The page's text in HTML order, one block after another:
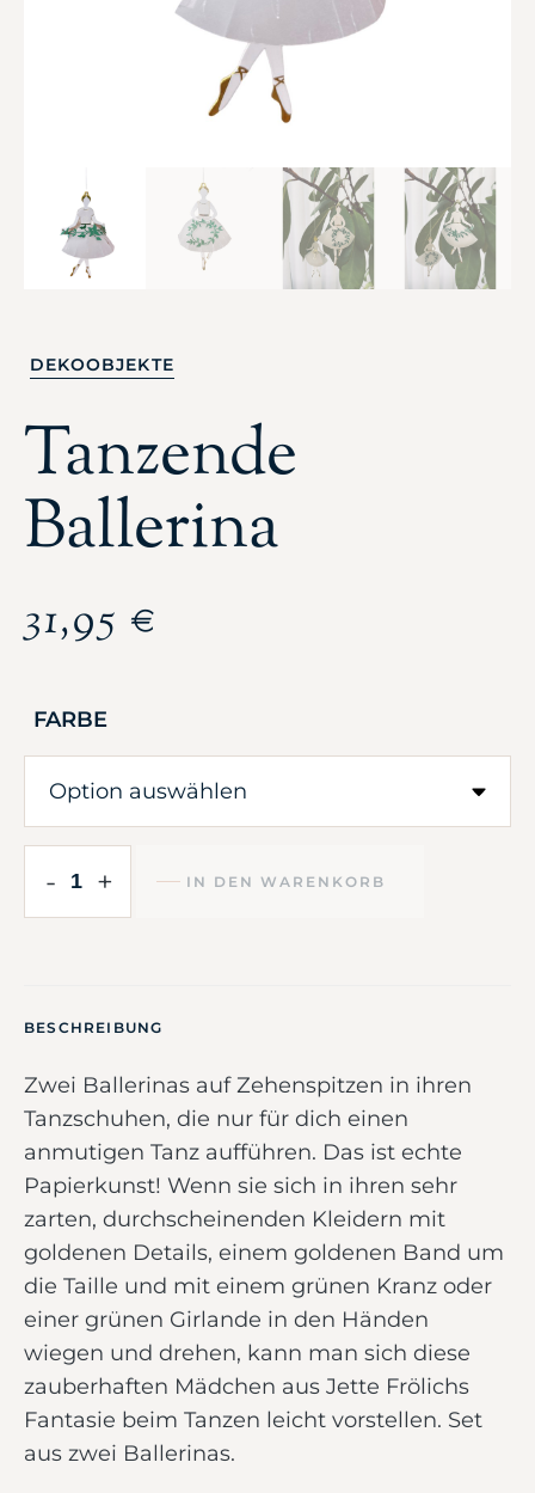
DEKOOBJEKTE
Tanzende
Ballerina
31,95 €
FARBE
- + IN DEN WARENKORB
BESCHREIBUNG
Zwei Ballerinas auf Zehenspitzen in ihren
Tanzschuhen, die nur für dich einen
anmutigen Tanz aufführen. Das ist echte
Papierkunst! Wenn sie sich in ihren sehr
zarten, durchscheinenden Kleidern mit
goldenen Details, einem goldenen Band um
die Taille und mit einem grünen Kranz oder
einer grünen Girlande in den Händen
wiegen und drehen, kann man sich diese
zauberhaften Mädchen aus Jette Frölichs
Fantasie beim Tanzen leicht vorstellen. Set
aus zwei Ballerinas.